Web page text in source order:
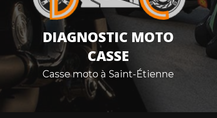
DIAGNOSTIC MOTO
CASSE
Casse moto à Saint-Étienne